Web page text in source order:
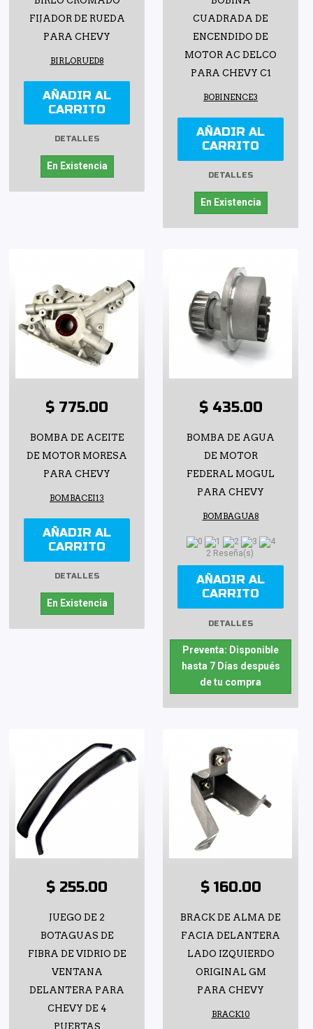
FIJADOR DE RUEDA
PARA CHEVY
BIRLORUED8
AÑADIR AL
CARRITO
DETALLES
En Existencia
CUADRADA DE
ENCENDIDO DE
MOTOR AC DELCO
PARA CHEVY C1
BOBINENCE3
AÑADIR AL
CARRITO
DETALLES
En Existencia
$ 775.00
BOMBA DE ACEITE
DE MOTOR MORESA
PARA CHEVY
BOMBACEI13
AÑADIR AL
CARRITO
DETALLES
En Existencia
$ 435.00
BOMBA DE AGUA
DE MOTOR
FEDERAL MOGUL
PARA CHEVY
BOMBAGUA8
2 Reseña(s)
AÑADIR AL
CARRITO
DETALLES
Preventa: Disponible
hasta 7 Días después
de tu compra
$ 255.00
JUEGO DE 2
BOTAGUAS DE
FIBRA DE VIDRIO DE
VENTANA
DELANTERA PARA
CHEVY DE 4
PUERTAS
$ 160.00
BRACK DE ALMA DE
FACIA DELANTERA
LADO IZQUIERDO
ORIGINAL GM
PARA CHEVY
BRACK10